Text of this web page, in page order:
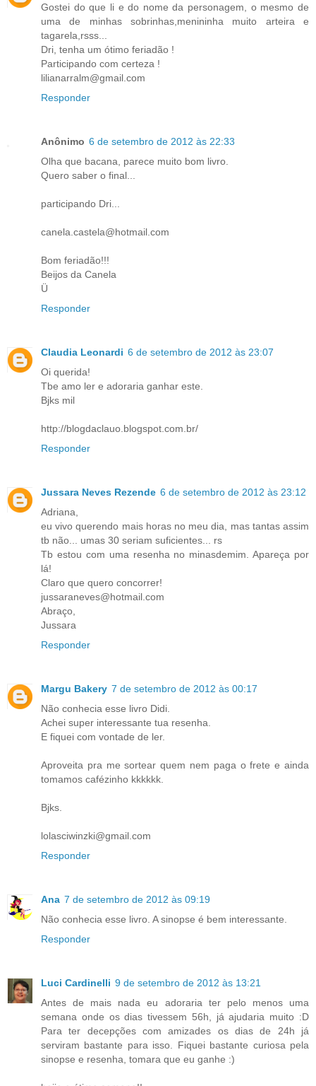
Gostei do que li e do nome da personagem, o mesmo de
uma de minhas sobrinhas,menininha muito arteira e
tagarela,rsss...
Dri, tenha um ótimo feriadão !
Participando com certeza !
lilianarralm@gmail.com
Responder
Anônimo 6 de setembro de 2012 às 22:33
Olha que bacana, parece muito bom livro.
Quero saber o final...
participando Dri...
canela.castela@hotmail.com
Bom feriadão!!!
Beijos da Canela
Ü
Responder
Claudia Leonardi 6 de setembro de 2012 às 23:07
Oi querida!
Tbe amo ler e adoraria ganhar este.
Bjks mil
http://blogdaclauo.blogspot.com.br/
Responder
Jussara Neves Rezende 6 de setembro de 2012 às 23:12
Adriana,
eu vivo querendo mais horas no meu dia, mas tantas assim
tb não... umas 30 seriam suficientes... rs
Tb estou com uma resenha no minasdemim. Apareça por
lá!
Claro que quero concorrer!
jussaraneves@hotmail.com
Abraço,
Jussara
Responder
Margu Bakery 7 de setembro de 2012 às 00:17
Não conhecia esse livro Didi.
Achei super interessante tua resenha.
E fiquei com vontade de ler.
Aproveita pra me sortear quem nem paga o frete e ainda
tomamos cafézinho kkkkkk.
Bjks.
lolasciwinzki@gmail.com
Responder
Ana 7 de setembro de 2012 às 09:19
Não conhecia esse livro. A sinopse é bem interessante.
Responder
Luci Cardinelli 9 de setembro de 2012 às 13:21
Antes de mais nada eu adoraria ter pelo menos uma
semana onde os dias tivessem 56h, já ajudaria muito :D
Para ter decepções com amizades os dias de 24h já
serviram bastante para isso. Fiquei bastante curiosa pela
sinopse e resenha, tomara que eu ganhe :)